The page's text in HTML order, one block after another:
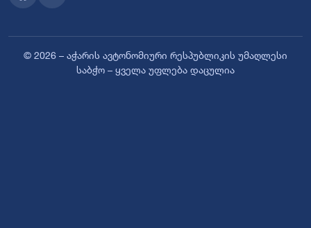
© 2026 – აჭარის ავტონომიური რესპუბლიკის უმაღლესი
საბჭო – ყველა უფლება დაცულია